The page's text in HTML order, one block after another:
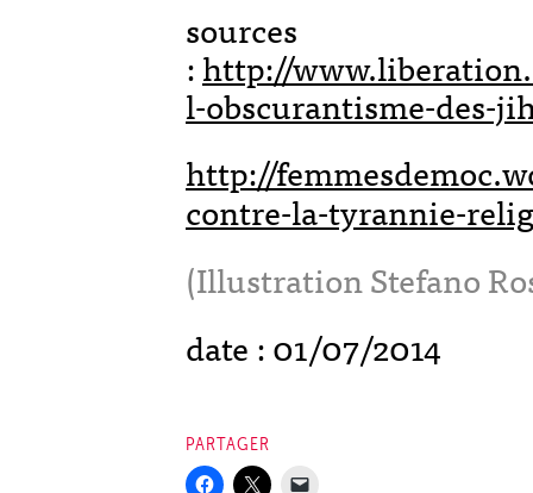
sources
:http://
l-obscurantisme-des-
http://
contre-la-tyrannie-
(Illustration Stefano
date : 01/07/2014
PARTAGER